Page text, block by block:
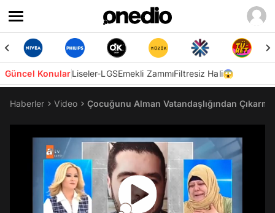
Güncel KonularLiseler-LGSEmekli ZammıFiltresiz Hali😱
Haberler Video Çocuğunu Alman Vatandaşlığından